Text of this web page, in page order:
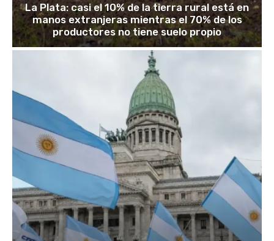
La Plata: casi el 10% de la tierra rural está en
manos extranjeras mientras el 70% de los
productores no tiene suelo propio